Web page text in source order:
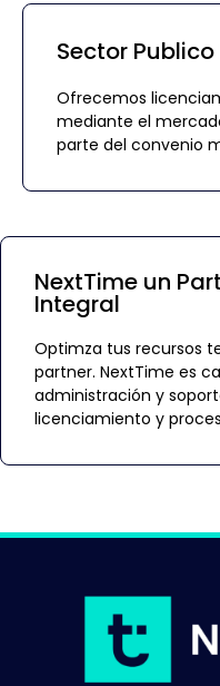
Sector
Ofrecemos
mediante el
parte del convenio
NextTime un
Integral
Optimza tus recursos
partner. NextTime es
administración y
licenciamiento y